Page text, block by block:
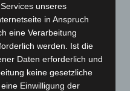
21 neue
starten beim Roten
Hockeyschläger über
Zeugen
unseres
in Anspruch
eine Verarbeitung
werden. Ist die
Daten erforderlich und
keine gesetzliche
Einwilligung der